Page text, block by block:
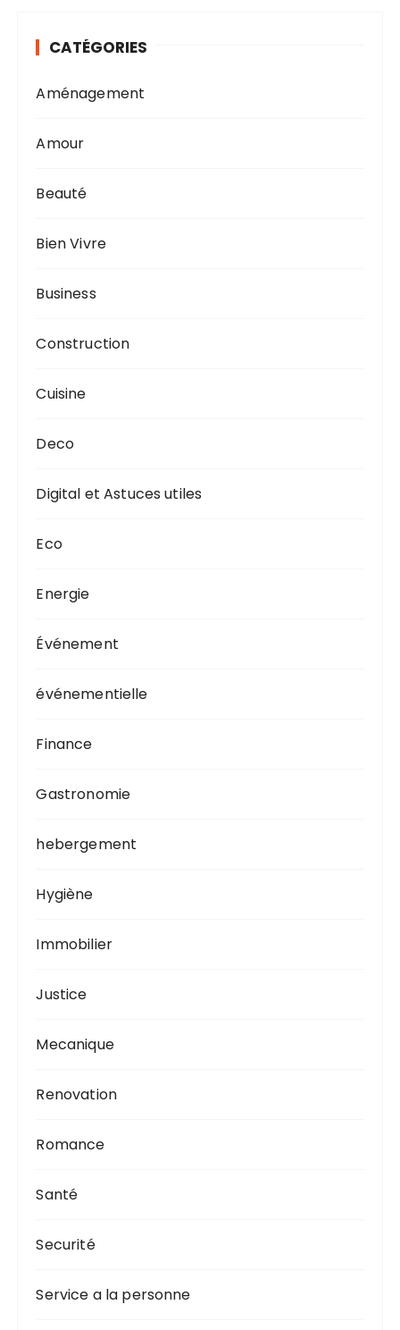
CATÉGORIES
Aménagement
Amour
Beauté
Bien Vivre
Business
Construction
Cuisine
Deco
Digital et Astuces utiles
Eco
Energie
Événement
événementielle
Finance
Gastronomie
hebergement
Hygiène
Immobilier
Justice
Mecanique
Renovation
Romance
Santé
Securité
Service a la personne